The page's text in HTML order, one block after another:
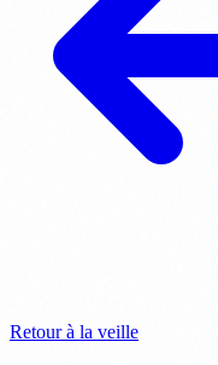
Retour à la veille